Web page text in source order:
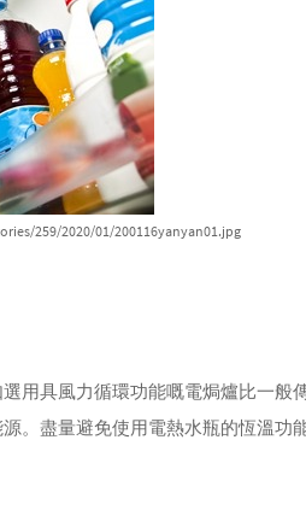
259/2020/01/200116yanyan01.jpg
用具風力循環功能嘅電焗爐比一
。盡量避免使用電熱水瓶的恆溫功